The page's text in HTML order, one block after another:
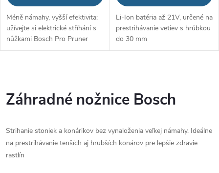
Méně námahy, vyšší efektivita:
užívejte si elektrické stříhání s
nůžkami Bosch Pro Pruner
Li-Ion batéria až 21V, určené na
prestrihávanie vetiev s hrúbkou
do 30 mm
v
á
d
Záhradné nožnice Bosch
Strihanie stoniek a konárikov bez vynaloženia veľkej námahy. Ideálne
na prestrihávanie tenších aj hrubších konárov pre lepšie zdravie
rastlín